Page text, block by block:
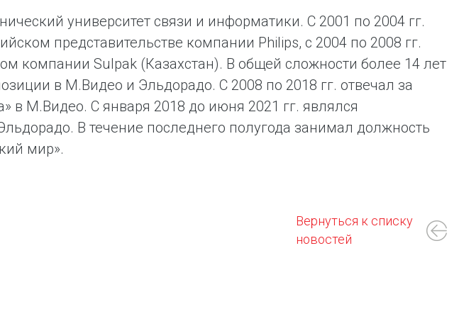
университет связи и информатики. С 2001 по 2004 гг.
представительстве компании Philips, с 2004 по 2008 гг.
компании Sulpak (Казахстан). В общей сложности более 14 лет
в М.Видео и Эльдорадо. С 2008 по 2018 гг. отвечал за
в М.Видео. С января 2018 до июня 2021 гг. являлся
В течение последнего полугода занимал должность
мир».
Вернуться к списку
новостей